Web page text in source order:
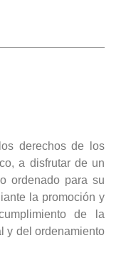
derechos de los
a disfrutar de un
ordenado para su
la promoción y
de la
y del ordenamiento